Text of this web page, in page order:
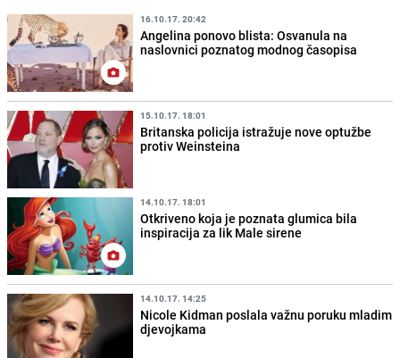
16.10.17. 20:42
Angelina ponovo blista: Osvanula na
naslovnici poznatog modnog časopisa
15.10.17. 18:01
Britanska policija istražuje nove optužbe
protiv Weinsteina
14.10.17. 18:01
Otkriveno koja je poznata glumica bila
inspiracija za lik Male sirene
14.10.17. 14:25
Nicole Kidman poslala važnu poruku mladim
djevojkama